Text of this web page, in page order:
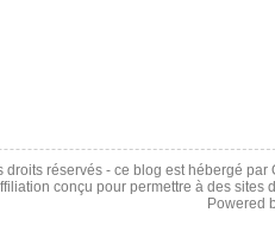
droits réservés - ce blog est hébergé
conçu pour permettre à des
Powered